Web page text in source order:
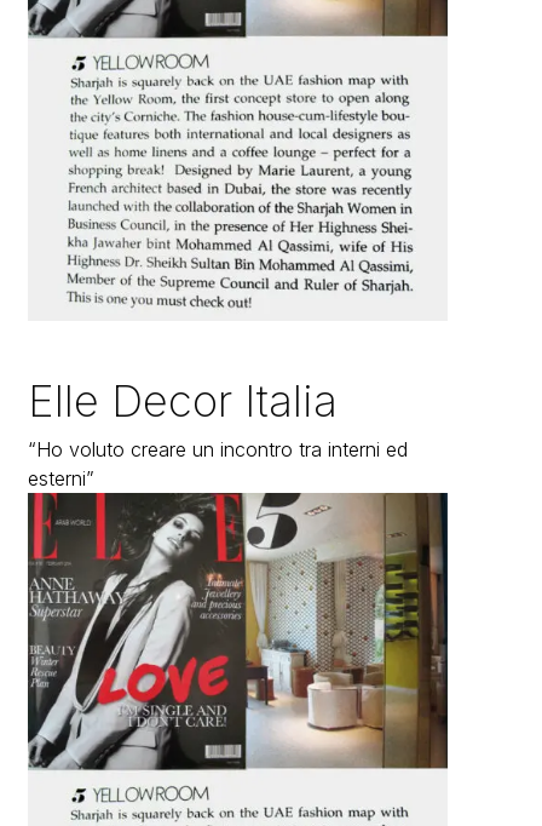
Elle Decor Italia
“Ho voluto creare un incontro tra interni ed
esterni”